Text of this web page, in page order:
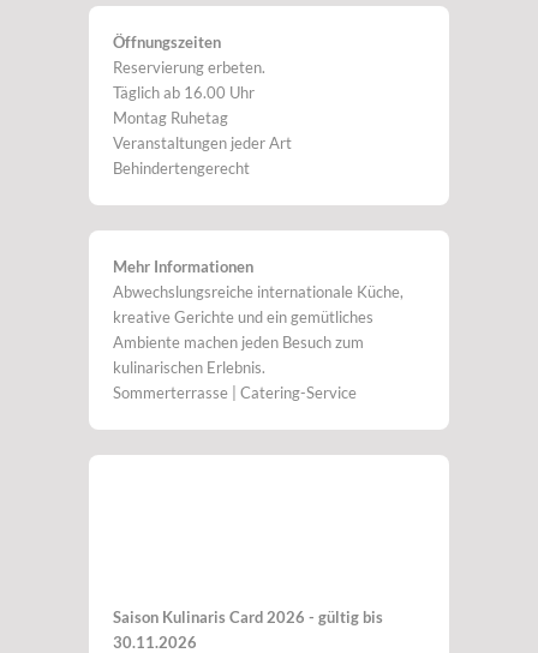
Öffnungszeiten
Reservierung erbeten.
Täglich ab 16.00 Uhr
Montag Ruhetag
Veranstaltungen jeder Art
Behindertengerecht
Mehr Informationen
Abwechslungsreiche internationale Küche,
kreative Gerichte und ein gemütliches
Ambiente machen jeden Besuch zum
kulinarischen Erlebnis.
Sommerterrasse | Catering-Service
Saison Kulinaris Card 2026 - gültig bis
30.11.2026